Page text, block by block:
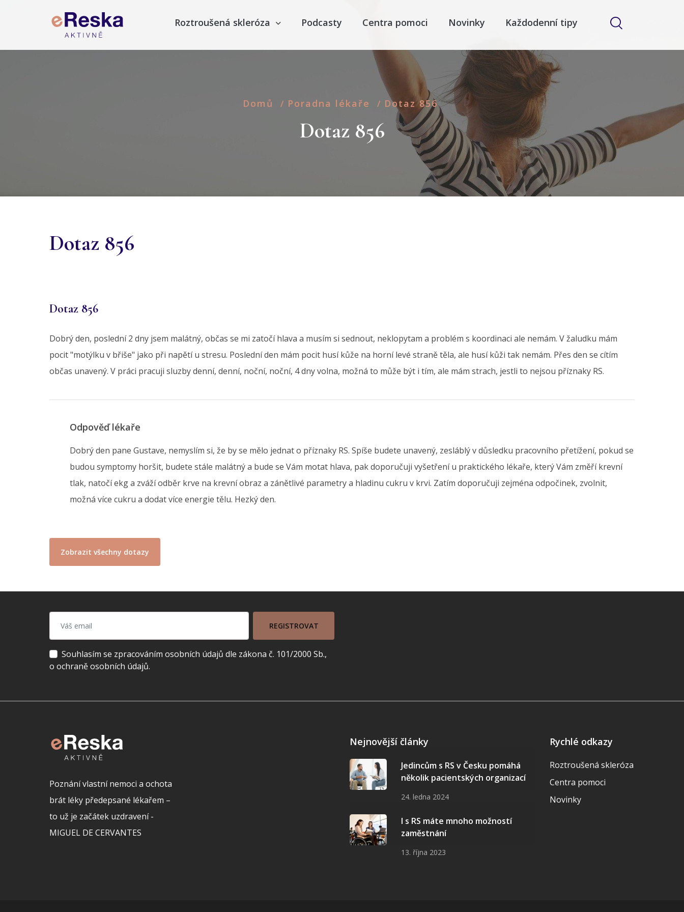
Roztroušená skleróza Podcasty Centra pomoci Novinky Každodenní tipy
Domů / Poradna lékaře / Dotaz 856
Dotaz 856
Dotaz 856
Dotaz 856
Dobrý den, poslední 2 dny jsem malátný, občas se mi zatočí hlava a musím si sednout, neklopytam a problém s koordinaci ale nemám. V žaludku mám
pocit "motýlku v břiše" jako při napětí u stresu. Poslední den mám pocit husí kůže na horní levé straně těla, ale husí kůži tak nemám. Přes den se cítím
občas unavený. V práci pracuji sluzby denní, denní, noční, noční, 4 dny volna, možná to může být i tím, ale mám strach, jestli to nejsou příznaky RS.
Odpověď lékaře
Dobrý den pane Gustave, nemyslím si, že by se mělo jednat o příznaky RS. Spíše budete unavený, zesláblý v důsledku pracovního přetížení, pokud se
budou symptomy horšit, budete stále malátný a bude se Vám motat hlava, pak doporučuji vyšetření u praktického lékaře, který Vám změří krevní
tlak, natočí ekg a zváží odběr krve na krevní obraz a zánětlivé parametry a hladinu cukru v krvi. Zatím doporučuji zejména odpočinek, zvolnit,
možná více cukru a dodat více energie tělu. Hezký den.
Zobrazit všechny dotazy
REGISTROVAT
Souhlasím se zpracováním osobních údajů dle zákona č. 101/2000 Sb.,
o ochraně osobních údajů.
Poznání vlastní nemoci a ochota
brát léky předepsané lékařem –
to už je začátek uzdravení -
MIGUEL DE CERVANTES
Nejnovější články
Jedincům s RS v Česku pomáhá
několik pacientských organizací
24. ledna 2024
I s RS máte mnoho možností
zaměstnání
13. října 2023
Rychlé odkazy
Roztroušená skleróza
Centra pomoci
Novinky